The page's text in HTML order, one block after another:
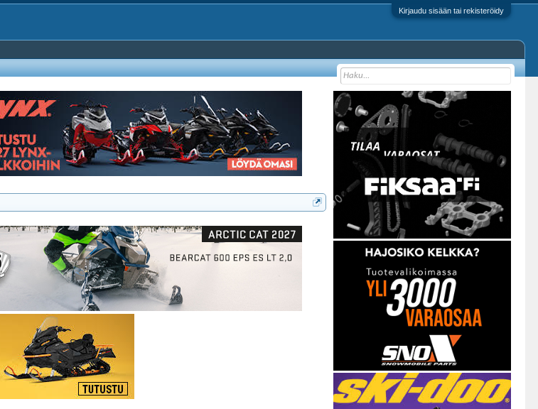
Kirjaudu sisään tai rekisteröidy